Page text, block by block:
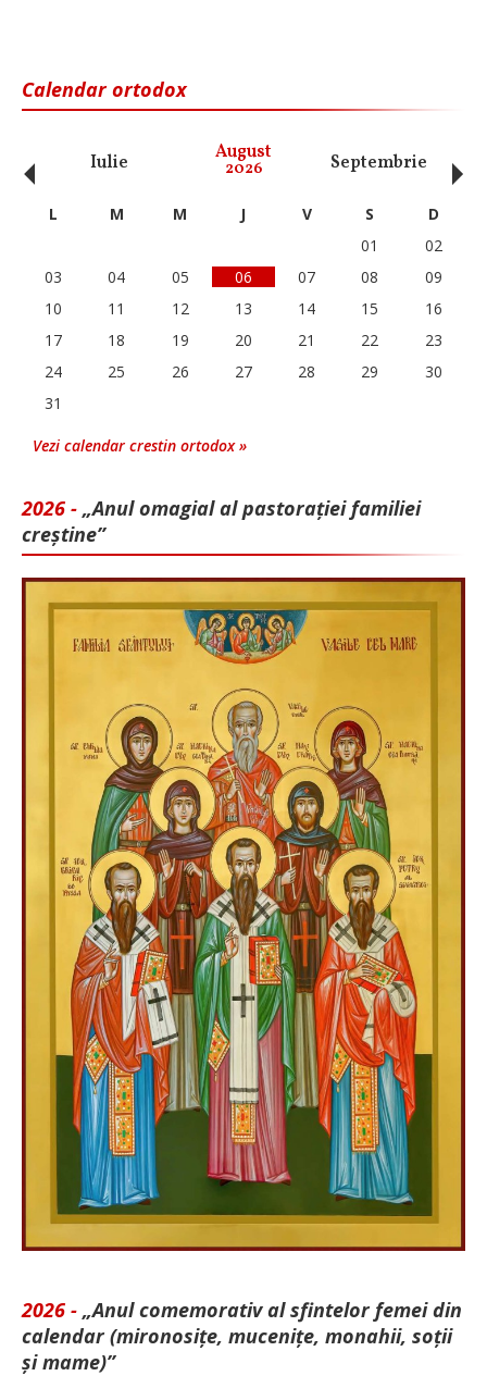
Calendar ortodox
Iulie August
2026 Septembrie
‹ L M M J V S
D
01
02
03
04 05 06 07 08
09
10
11 12 13 14 15
16
17
18 19 20 21 22
23
24
25 26 27 28 29
30
31
Vezi calendar crestin ortodox »
2026 - „Anul omagial al pastorației familiei
creștine”
2026 - „Anul comemorativ al sfintelor femei din
calendar (mironosițe, mu­cenițe, monahii, soții
și mame)”